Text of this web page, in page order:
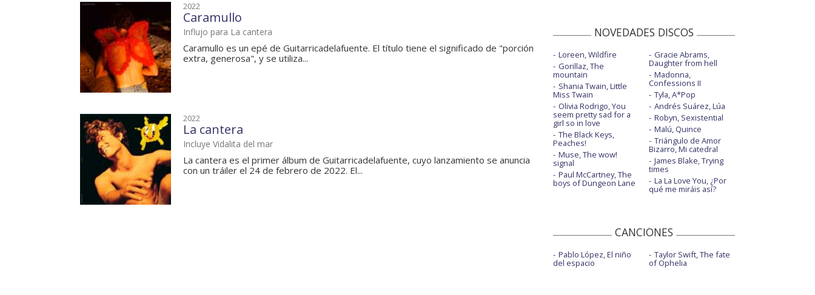
2022
Caramullo
Influjo para La cantera
Caramullo es un epé de Guitarricadelafuente. El título tiene el significado de "porción
extra, generosa", y se utiliza...
2022
La cantera
Incluye Vidalita del mar
La cantera es el primer álbum de Guitarricadelafuente, cuyo lanzamiento se anuncia
con un tráiler el 24 de febrero de 2022. El...
NOVEDADES DISCOS
Loreen, Wildfire
Gorillaz, The
mountain
Shania Twain, Little
Miss Twain
Olivia Rodrigo, You
seem pretty sad for a
girl so in love
The Black Keys,
Peaches!
Muse, The wow!
signal
Paul McCartney, The
boys of Dungeon Lane
Gracie Abrams,
Daughter from hell
Madonna,
Confessions II
Tyla, A*Pop
Andrés Suárez, Lúa
Robyn, Sexistential
Malú, Quince
Triángulo de Amor
Bizarro, Mi catedral
James Blake, Trying
times
La La Love You, ¿Por
qué me miráis así?
CANCIONES
Pablo López, El niño
del espacio
Taylor Swift, The fate
of Ophelia